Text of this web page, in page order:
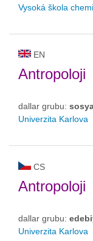
Vysoká škola
EN
Antropoloji
dallar grubu:
Univerzita Karlova
CS
Antropoloji
dallar grubu:
Univerzita Karlova